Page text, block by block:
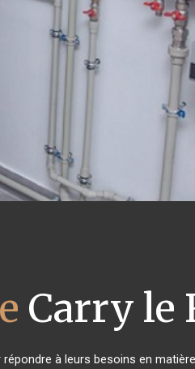
Carry le
à leurs besoins en